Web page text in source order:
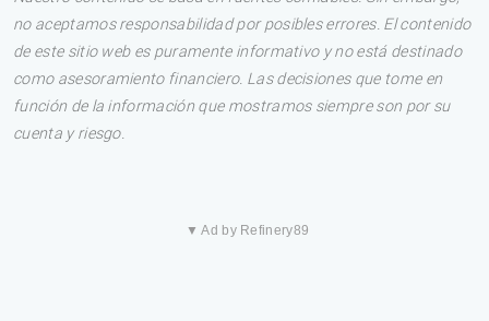
no aceptamos responsabilidad por posibles errores. El contenido
de este sitio web es puramente informativo y no está destinado
como asesoramiento financiero. Las decisiones que tome en
función de la información que mostramos siempre son por su
cuenta y riesgo.
▼ Ad by Refinery89